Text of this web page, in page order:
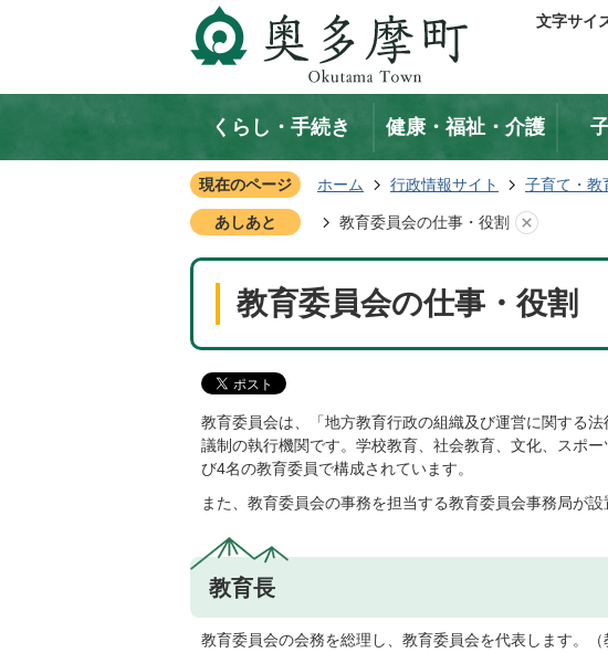
文字サイ
くらし・手続き 健康・福祉・介護
現在のページ ホーム 行政情報サイト 子育て・教
あしあと 教育委員会の仕事・役割
教育委員会の仕事・役割
教育委員会は、「地方教育行政の組織及び運営に関する
議制の執行機関です。学校教育、社会教育、文化、スポ
び4名の教育委員で構成されています。
また、教育委員会の事務を担当する教育委員会事務局が設
教育長
教育委員会の会務を総理し、教育委員会を代表します。